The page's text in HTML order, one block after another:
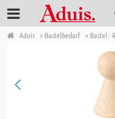
Aduis > Bastelbedarf > Bastel -